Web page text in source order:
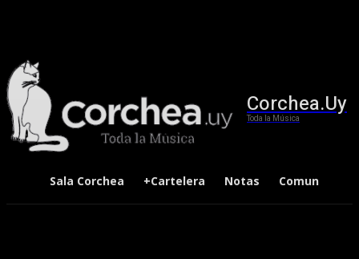
Corchea.Uy
Toda la Música
Sala Corchea +Cartelera Notas Comunidad